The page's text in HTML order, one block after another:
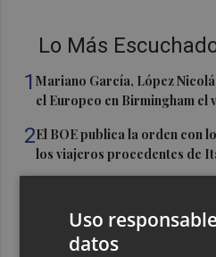
Lo Más
1Mariano García, López
el Europeo en Birmingham el
2El BOE publica la orden con
los viajeros procedentes de
Guadalentín y Vega del Segura
Uso
datos